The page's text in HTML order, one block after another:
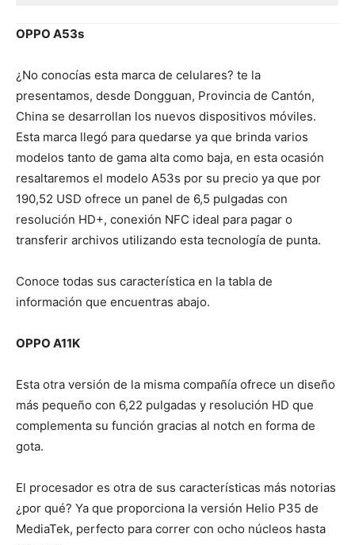
OPPO A53s
¿No conocías esta marca de celulares? te la
presentamos, desde Dongguan, Provincia de Cantón,
China se desarrollan los nuevos dispositivos móviles.
Esta marca llegó para quedarse ya que brinda varios
modelos tanto de gama alta como baja, en esta ocasión
resaltaremos el modelo A53s por su precio ya que por
190,52 USD ofrece un panel de 6,5 pulgadas con
resolución HD+, conexión NFC ideal para pagar o
transferir archivos utilizando esta tecnología de punta.
Conoce todas sus característica en la tabla de
información que encuentras abajo.
OPPO A11K
Esta otra versión de la misma compañía ofrece un diseño
más pequeño con 6,22 pulgadas y resolución HD que
complementa su función gracias al notch en forma de
gota.
El procesador es otra de sus características más notorias
¿por qué? Ya que proporciona la versión Helio P35 de
MediaTek, perfecto para correr con ocho núcleos hasta